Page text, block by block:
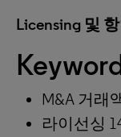
Licensing 및
M&A 거래
라이선싱